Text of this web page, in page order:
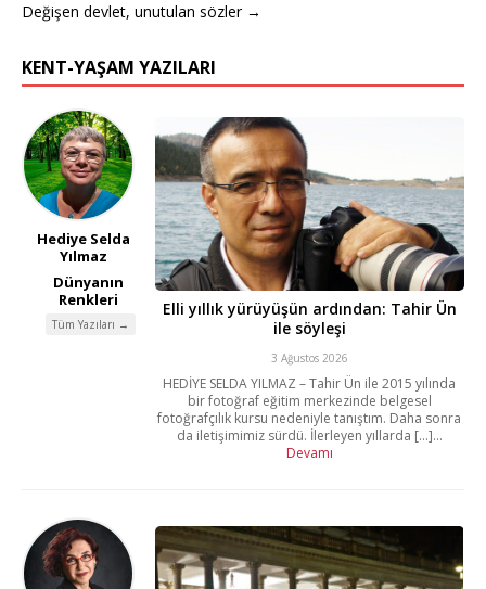
Değişen devlet, unutulan sözler →
KENT-YAŞAM YAZILARI
Hediye Selda
Yılmaz
Dünyanın
Renkleri
Tüm Yazıları →
Elli yıllık yürüyüşün ardından: Tahir Ün
ile söyleşi
3 Ağustos 2026
HEDİYE SELDA YILMAZ – Tahir Ün ile 2015 yılında
bir fotoğraf eğitim merkezinde belgesel
fotoğrafçılık kursu nedeniyle tanıştım. Daha sonra
da iletişimimiz sürdü. İlerleyen yıllarda [...]...
Devamı